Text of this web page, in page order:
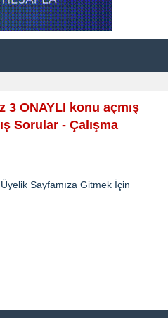
3 ONAYLI konu açmış
Sorular - Çalışma
Sayfamıza Gitmek İçin